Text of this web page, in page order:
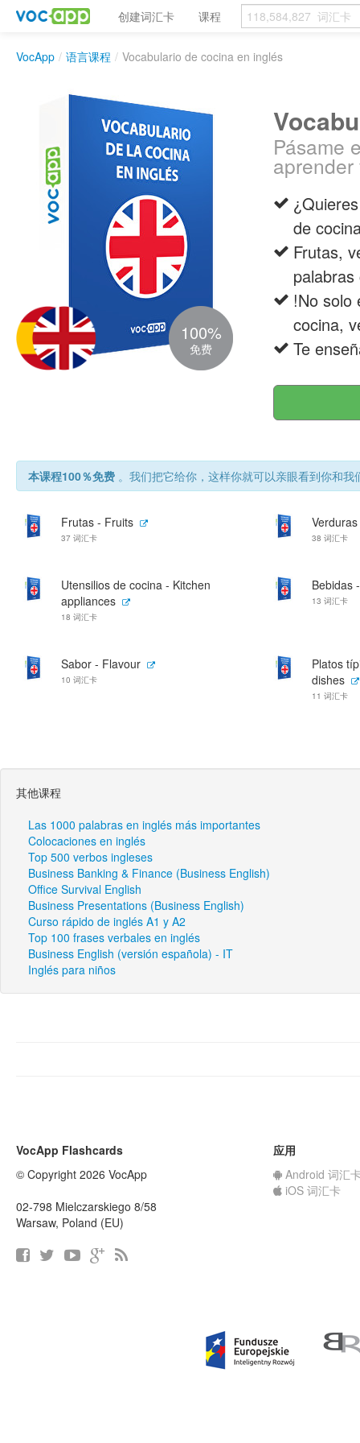
创建词汇卡 课程
VocApp / 语言课程 / Vocabulario de cocina en inglés
100%
免费
Pásame
de
Frutas,
!No solo
cocina,
Te
本课程100％免费 。我们把它给你，这样你就可以亲眼看到你和我
Frutas - Fruits
37 词汇卡 38 词汇卡
Utensilios de cocina - Kitchen
appliances
18 词汇卡
Bebidas
13 词汇卡
Sabor - Flavour
10 词汇卡
Platos
dishes
11 词汇卡
其他课程
Las 1000 palabras en inglés más importantes
Colocaciones en inglés
Top 500 verbos ingleses
Business Banking & Finance (Business English)
Office Survival English
Business Presentations (Business English)
Curso rápido de inglés A1 y A2
Top 100 frases verbales en inglés
Business English (versión española) - IT
Inglés para niños
VocApp Flashcards
© Copyright 2026 VocApp
02-798 Mielczarskiego 8/58
Warsaw, Poland (EU)
应用
Android 词汇
iOS 词汇卡